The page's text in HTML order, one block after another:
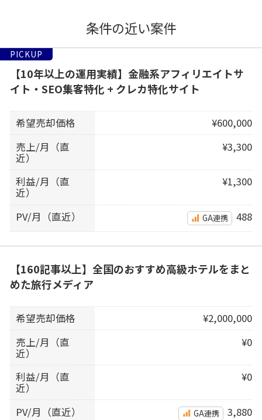
条件の近い案件
PICKUP
【10年以上の運用実績】金融系アフィリエイトサ
イト・SEO集客特化 + クレカ特化サイト
希望売却価格
¥600,000
売上/月（直
近）
¥3,300
利益/月（直
近）
¥1,300
PV/月（直近） GA連携 488
【160記事以上】全国のおすすめ高級ホテルをまと
めた旅行メディア
希望売却価格
¥2,000,000
売上/月（直
近）
¥0
利益/月（直
近）
¥0
PV/月（直近） GA連携 3,880